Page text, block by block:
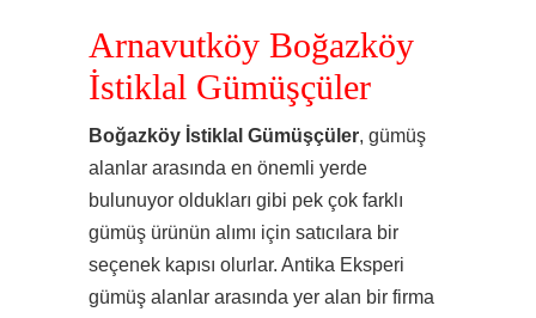
Arnavutköy Boğazköy
İstiklal Gümüşçüler
Boğazköy İstiklal Gümüşçüler, gümüş
alanlar arasında en önemli yerde
bulunuyor oldukları gibi pek çok farklı
gümüş ürünün alımı için satıcılara bir
seçenek kapısı olurlar. Antika Eksperi
gümüş alanlar arasında yer alan bir firma